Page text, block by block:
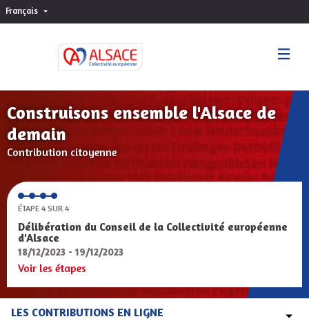
Français Choisir la langue
Construisons ensemble l'Alsace de
demain
Contribution citoyenne
ÉTAPE 4 SUR 4
Délibération du Conseil de la Collectivité européenne
d'Alsace
18/12/2023 - 19/12/2023
Voir les étapes
LES CONTRIBUTIONS EN LIGNE